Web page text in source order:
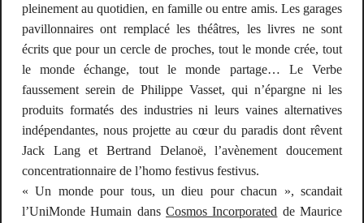
pleinement au quotidien, en famille ou entre amis. Les garages
pavillonnaires ont remplacé les théâtres, les livres ne sont
écrits que pour un cercle de proches, tout le monde crée, tout
le monde échange, tout le monde partage… Le Verbe
faussement serein de Philippe Vasset, qui n’épargne ni les
produits formatés des industries ni leurs vaines alternatives
indépendantes, nous projette au cœur du paradis dont rêvent
Jack Lang et Bertrand Delanoë, l’avènement doucement
concentrationnaire de l’homo festivus festivus.
« Un monde pour tous, un dieu pour chacun », scandait
l’UniMonde Humain dans Cosmos Incorporated de Maurice